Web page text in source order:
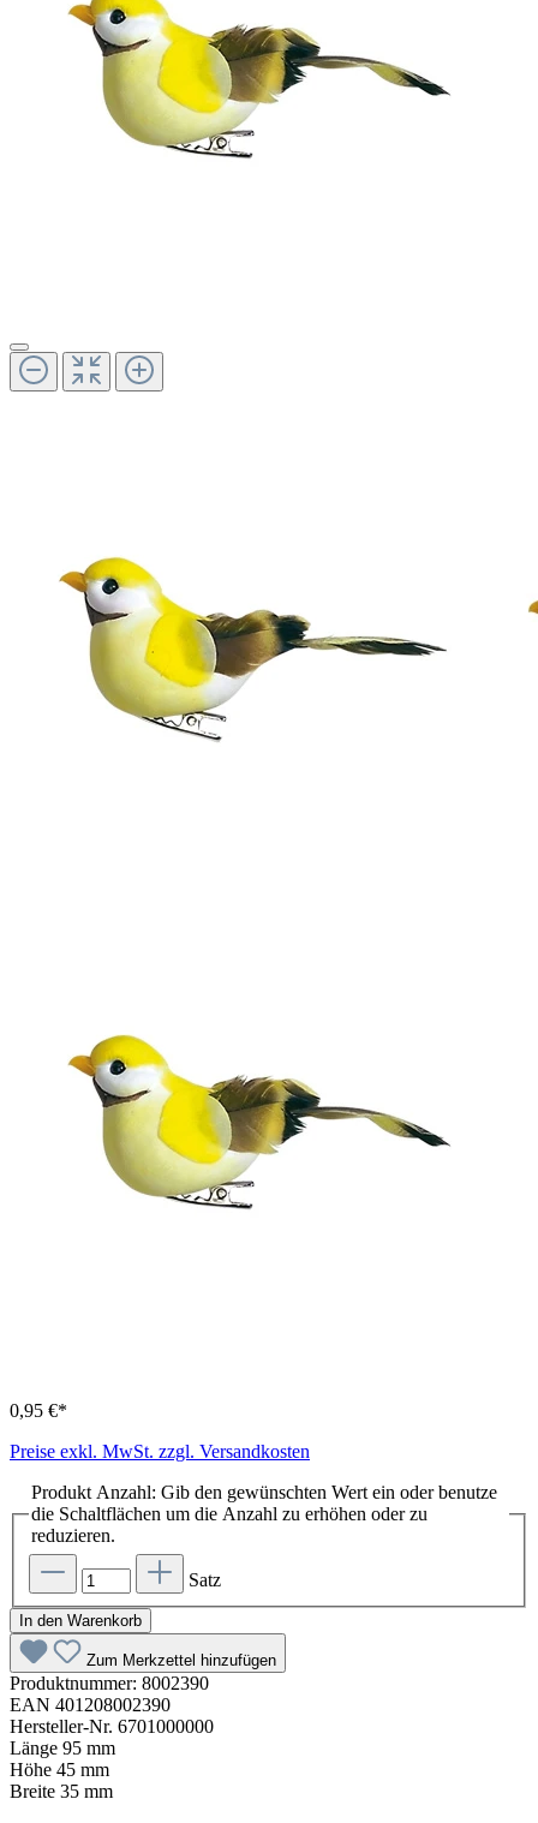
0,95 €*
Preise exkl. MwSt. zzgl. Versandkosten
Produkt Anzahl: Gib den gewünschten Wert ein oder benutze
die Schaltflächen um die Anzahl zu erhöhen oder zu
reduzieren.
Satz
In den Warenkorb
Zum Merkzettel hinzufügen
Produktnummer: 8002390
EAN 401208002390
Hersteller-Nr. 6701000000
Länge 95 mm
Höhe 45 mm
Breite 35 mm